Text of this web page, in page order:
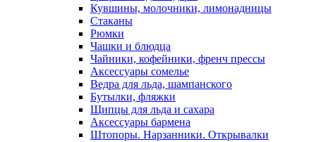
Кувшины, молочники, лимонадницы
Стаканы
Рюмки
Чашки и блюдца
Чайники, кофейники, френч прессы
Аксессуары сомелье
Ведра для льда, шампанского
Бутылки, фляжки
Щипцы для льда и сахара
Аксессуары бармена
Штопоры. Нарзанники. Открывалки